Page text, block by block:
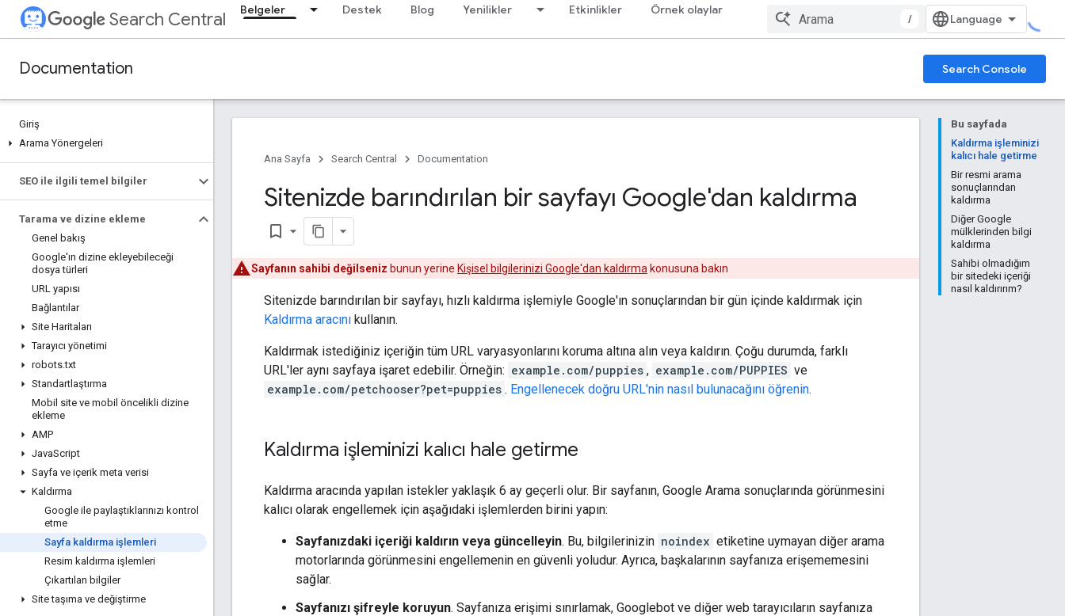
Search Central Belgeler Destek Blog Yenilikler Etkinlikler Örnek olaylar
/
Documentation Search Console
Giriş
Arama Yönergeleri
SEO ile ilgili temel bilgiler
Tarama ve dizine ekleme
Genel bakış
Google'ın dizine ekleyebileceği
dosya türleri
URL yapısı
Bağlantılar
Site Haritaları
Tarayıcı yönetimi
robots.txt
Standartlaştırma
Mobil site ve mobil öncelikli dizine
ekleme
AMP
JavaScript
Sayfa ve içerik meta verisi
Kaldırma
Google ile paylaştıklarınızı kontrol
etme
Sayfa kaldırma işlemleri
Resim kaldırma işlemleri
Çıkartılan bilgiler
Site taşıma ve değiştirme
Bu sayfada
Kaldırma işleminizi
kalıcı hale getirme
Bir resmi arama
sonuçlarından
kaldırma
Diğer Google
mülklerinden bilgi
kaldırma
Sahibi olmadığım
bir sitedeki içeriği
nasıl kaldırırım?
Ana Sayfa Search Central Documentation
Sitenizde barındırılan bir sayfayı Google'dan kaldırma
bookmark_border
Sayfanın sahibi değilseniz bunun yerine Kişisel bilgilerinizi Google'dan kaldırma konusuna bakın
Sitenizde barındırılan bir sayfayı, hızlı kaldırma işlemiyle Google'ın sonuçlarından bir gün içinde kaldırmak için
Kaldırma aracını kullanın.
Kaldırmak istediğiniz içeriğin tüm URL varyasyonlarını koruma altına alın veya kaldırın. Çoğu durumda, farklı
URL'ler aynı sayfaya işaret edebilir. Örneğin: example.com/puppies , example.com/PUPPIES ve
example.com/petchooser?pet=puppies . Engellenecek doğru URL'nin nasıl bulunacağını öğrenin.
Kaldırma işleminizi kalıcı hale getirme
Kaldırma aracında yapılan istekler yaklaşık 6 ay geçerli olur. Bir sayfanın, Google Arama sonuçlarında görünmesini
kalıcı olarak engellemek için aşağıdaki işlemlerden birini yapın:
Sayfanızdaki içeriği kaldırın veya güncelleyin. Bu, bilgilerinizin noindex etiketine uymayan diğer arama
motorlarında görünmesini engellemenin en güvenli yoludur. Ayrıca, başkalarının sayfanıza erişememesini
sağlar.
Sayfanızı şifreyle koruyun. Sayfanıza erişimi sınırlamak, Googlebot ve diğer web tarayıcıların sayfanıza